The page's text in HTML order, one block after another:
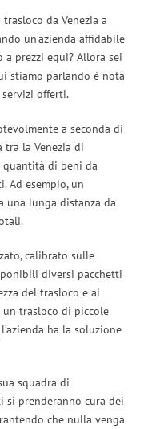
da Venezia a
un’azienda affidabile
prezzi equi? Allora sei
stiamo parlando è nota
servizi offerti.
a seconda di
la Venezia di
quantità di beni da
Ad esempio, un
una lunga distanza da
calibrato sulle
diversi pacchetti
del trasloco e ai
trasloco di piccole
ha la soluzione
squadra di
si prenderanno cura dei
che nulla venga